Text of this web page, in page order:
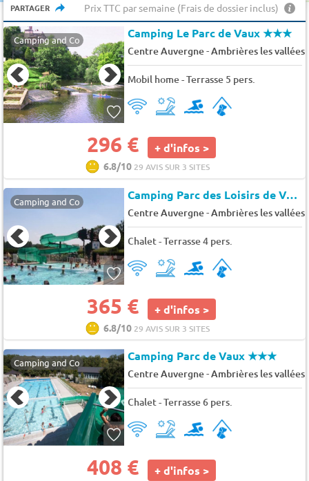
PARTAGER Prix TTC par semaine (Frais de dossier inclus)
Camping and Co Camping Le Parc de Vaux★★★
Centre Auvergne-Ambrières les vallées
Mobil home - Terrasse 5 pers.
296 € + d'infos >
6.8/10 29 AVIS SUR 3 SITES
Camping and Co Camping Parc des Loisirs de Vaux
Centre Auvergne-Ambrières les vallées
Chalet - Terrasse 4 pers.
365 € + d'infos >
6.8/10 29 AVIS SUR 3 SITES
Camping and Co Camping Parc de Vaux★★★
Centre Auvergne-Ambrières les vallées
Chalet - Terrasse 6 pers.
408 € + d'infos >